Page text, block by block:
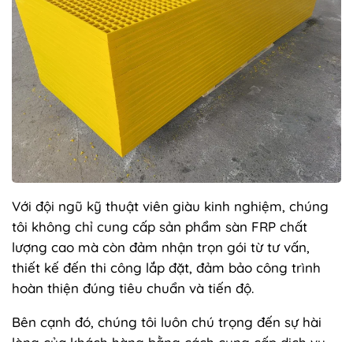
Với đội ngũ kỹ thuật viên giàu kinh nghiệm, chúng
tôi không chỉ cung cấp sản phẩm sàn FRP chất
lượng cao mà còn đảm nhận trọn gói từ tư vấn,
thiết kế đến thi công lắp đặt, đảm bảo công trình
hoàn thiện đúng tiêu chuẩn và tiến độ.
Bên cạnh đó, chúng tôi luôn chú trọng đến sự hài